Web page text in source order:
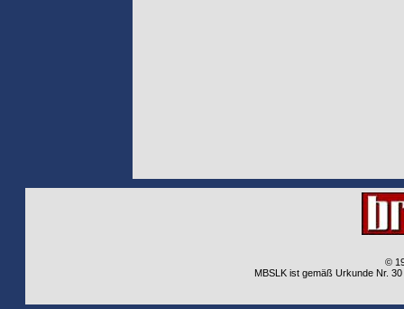
©
MBSLK ist gemäß Urkunde Nr.